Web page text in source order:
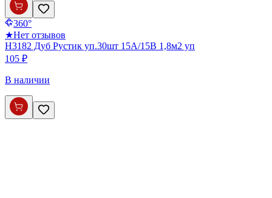
360°
★Нет отзывов
Н3182 Дуб Рустик уп.30шт 15А/15В 1,8м2 уп
105 ₽
В наличии